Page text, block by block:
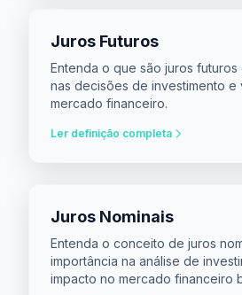
Juros Futuros
Entenda o que são juros futuros
nas decisões de investimento e
mercado financeiro.
Ler definição completa
Juros Nominais
Entenda o conceito de juros
importância na análise de
impacto no mercado financeiro